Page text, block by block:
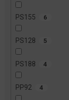
PS155 6
PS128 5
PS188 4
PP92 4